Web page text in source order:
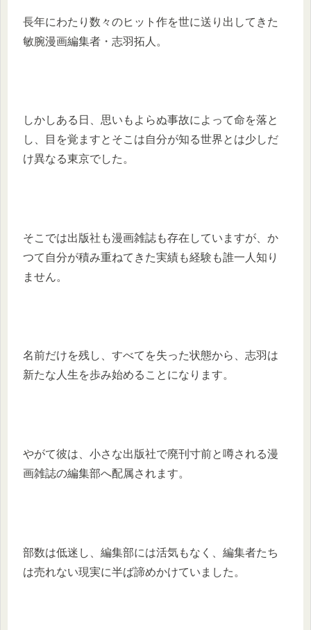
長年にわたり数々のヒット作を世に送り出してきた
敏腕漫画編集者・志羽拓人。
しかしある日、思いもよらぬ事故によって命を落と
し、目を覚ますとそこは自分が知る世界とは少しだ
け異なる東京でした。
そこでは出版社も漫画雑誌も存在していますが、か
つて自分が積み重ねてきた実績も経験も誰一人知り
ません。
名前だけを残し、すべてを失った状態から、志羽は
新たな人生を歩み始めることになります。
やがて彼は、小さな出版社で廃刊寸前と噂される漫
画雑誌の編集部へ配属されます。
部数は低迷し、編集部には活気もなく、編集者たち
は売れない現実に半ば諦めかけていました。